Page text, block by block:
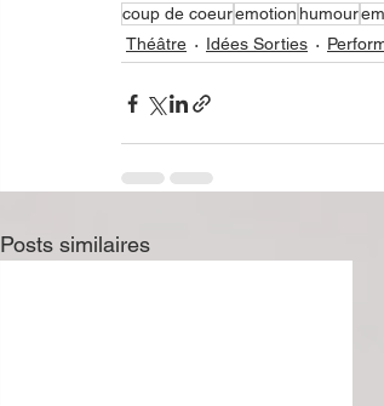
coup de coeuremotion humour
Théâtre
Idées Sorties
Posts similaires